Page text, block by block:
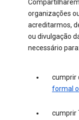
organizações
acreditarmos,
ou divulgação
necessário para:
cumprir
formal
cumprir